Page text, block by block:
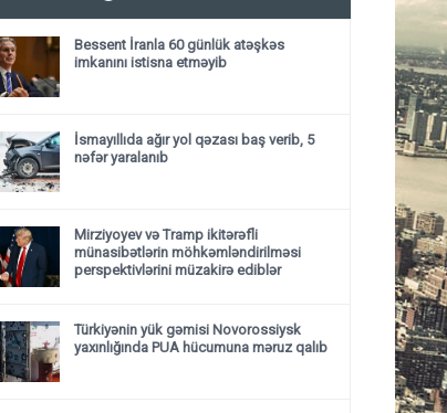
Bessent İranla 60 günlük atəşkəs
imkanını istisna etməyib
İsmayıllıda ağır yol qəzası baş verib, 5
nəfər yaralanıb
Mirziyoyev və Tramp ikitərəfli
münasibətlərin möhkəmləndirilməsi
perspektivlərini müzakirə ediblər
Türkiyənin yük gəmisi Novorossiysk
yaxınlığında PUA hücumuna məruz qalıb